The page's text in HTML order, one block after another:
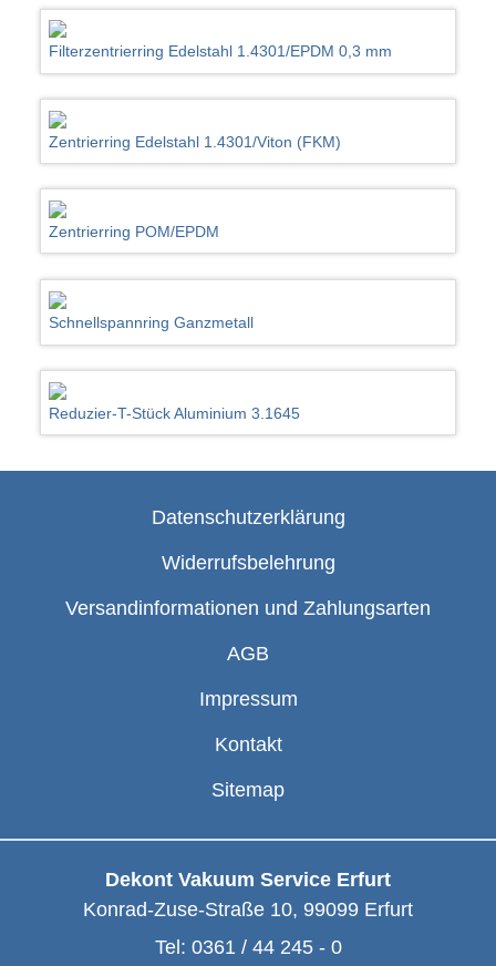
Filterzentrierring Edelstahl 1.4301/EPDM 0,3 mm
Zentrierring Edelstahl 1.4301/Viton (FKM)
Zentrierring POM/EPDM
Schnellspannring Ganzmetall
Reduzier-T-Stück Aluminium 3.1645
Datenschutzerklärung
Widerrufsbelehrung
Versandinformationen und Zahlungsarten
AGB
Impressum
Kontakt
Sitemap
Dekont Vakuum Service Erfurt
Konrad-Zuse-Straße 10, 99099 Erfurt
Tel: 0361 / 44 245 - 0